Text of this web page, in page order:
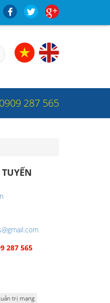
0909 287 565
287 565
trị mạng